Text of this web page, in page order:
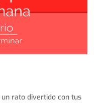
rato divertido con tus